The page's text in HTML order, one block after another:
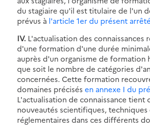
du stagiaire qu'il est titulaire de l'un
prévus à l'article 1er du présent arrêté
IV. L'actualisation des connaissances
d'une formation d'une durée
auprès d'un organisme de formation
que soit le nombre de catégories
concernées. Cette formation
domaines précisés en annexe I du
L'actualisation de connaissance tient
nouveautés scientifiques, techniques
réglementaires dans ces différents